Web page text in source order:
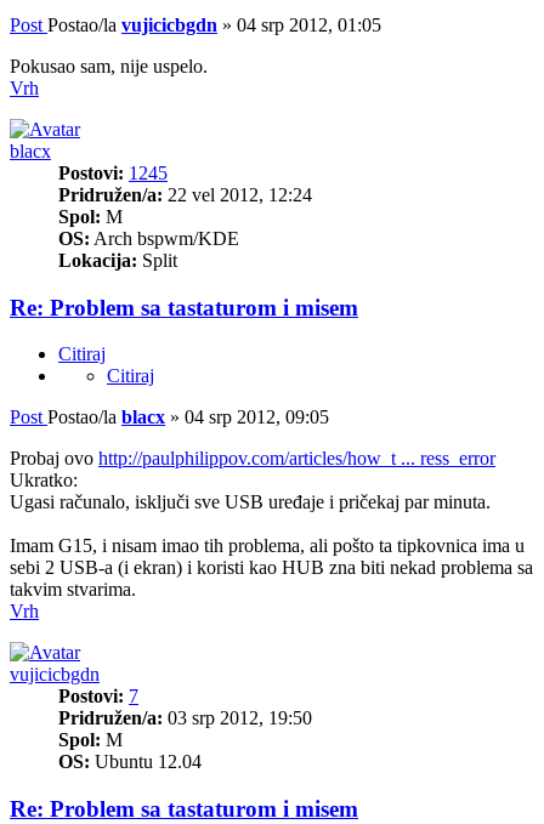
Post Postao/la vujicicbgdn » 04 srp 2012, 01:05
Pokusao sam, nije uspelo.
Vrh
blacx
Postovi: 1245
Pridružen/a: 22 vel 2012, 12:24
Spol: M
OS: Arch bspwm/KDE
Lokacija: Split
Re: Problem sa tastaturom i misem
Citiraj
Citiraj
Post Postao/la blacx » 04 srp 2012, 09:05
Probaj ovo http://paulphilippov.com/articles/how_t ... ress_error
Ukratko:
Ugasi računalo, isključi sve USB uređaje i pričekaj par minuta.
Imam G15, i nisam imao tih problema, ali pošto ta tipkovnica ima u
sebi 2 USB-a (i ekran) i koristi kao HUB zna biti nekad problema sa
takvim stvarima.
Vrh
vujicicbgdn
Postovi: 7
Pridružen/a: 03 srp 2012, 19:50
Spol: M
OS: Ubuntu 12.04
Re: Problem sa tastaturom i misem